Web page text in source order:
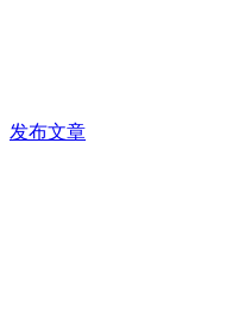
发布文章